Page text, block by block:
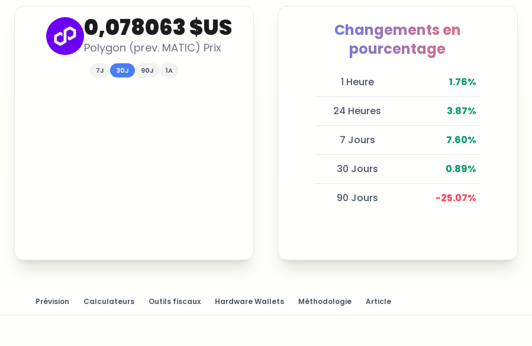
0,078063 $US
Polygon (prev. MATIC) Prix
7J 30J 90J 1A
Changements en
pourcentage
1 Heure 1.76%
24 Heures 3.87%
7 Jours 7.60%
30 Jours 0.89%
90 Jours -25.07%
Prévision Calculateurs Outils fiscaux Hardware Wallets Méthodologie Article